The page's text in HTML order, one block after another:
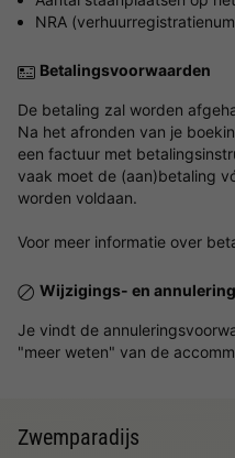
NRA
Betalingsvoorwaarden
De betaling zal worden
Na het afronden van je
een factuur met
vaak moet de (aan)betaling
worden voldaan.
Voor meer informatie over
Wijzigings- en
Je vindt de
"meer weten" van de
Zwemparadijs